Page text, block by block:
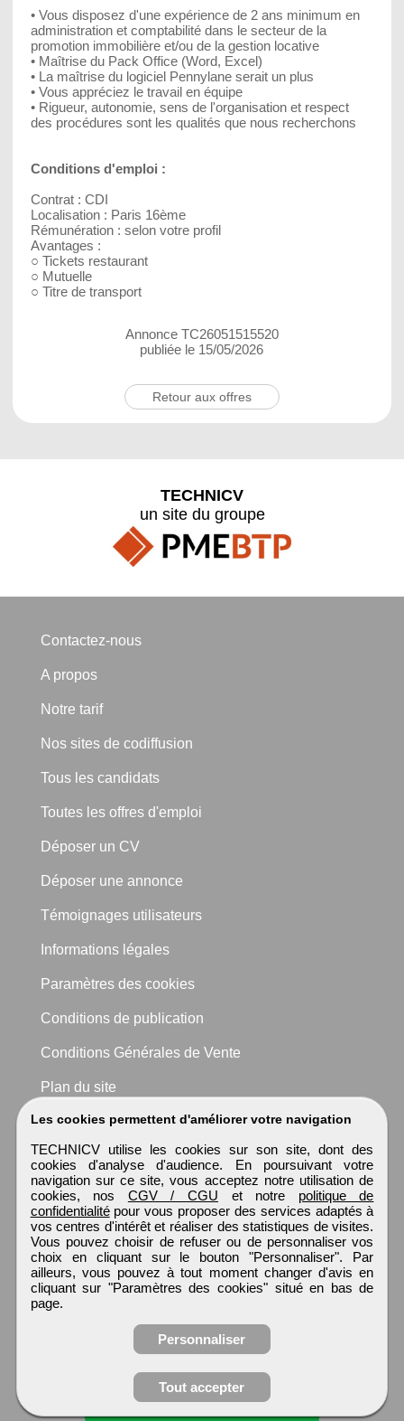
Candidature spontanée
• Vous disposez d'une expérience de 2 ans minimum en
administration et comptabilité dans le secteur de la
promotion immobilière et/ou de la gestion locative
• Maîtrise du Pack Office (Word, Excel)
• La maîtrise du logiciel Pennylane serait un plus
• Vous appréciez le travail en équipe
• Rigueur, autonomie, sens de l'organisation et respect
des procédures sont les qualités que nous recherchons
Conditions d'emploi :
Contrat : CDI
Localisation : Paris 16ème
Rémunération : selon votre profil
Avantages :
○ Tickets restaurant
○ Mutuelle
○ Titre de transport
Annonce TC26051515520
publiée le 15/05/2026
Retour aux offres
Les cookies permettent d'améliorer votre navigation
TECHNICV utilise les cookies sur son site, dont des
cookies d'analyse d'audience. En poursuivant votre
navigation sur ce site, vous acceptez notre utilisation de
cookies, nos CGV / CGU et notre politique de
confidentialitépour vous proposer des services adaptés à
vos centres d'intérêt et réaliser des statistiques de visites.
Vous pouvez choisir de refuser ou de personnaliser vos
choix en cliquant sur le bouton "Personnaliser". Par
ailleurs, vous pouvez à tout moment changer d'avis en
cliquant sur "Paramètres des cookies" situé en bas de
page.
Personnaliser
Tout accepter
TECHNICV
un site du groupe
Contactez-nous
A propos
Notre tarif
Nos sites de codiffusion
Tous les candidats
Toutes les offres d'emploi
Déposer un CV
Déposer une annonce
Témoignages utilisateurs
Informations légales
Paramètres des cookies
Conditions de publication
Conditions Générales de Vente
Plan du site
TECHNICV
Tous droits réservés © 1999 - 2026